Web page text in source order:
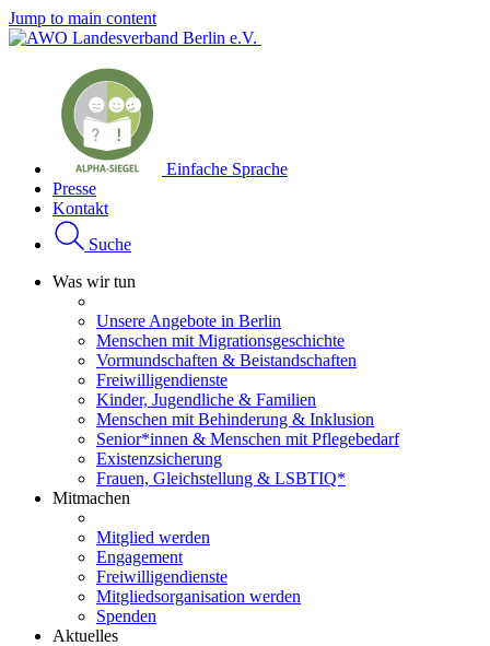
Jump to main content
Einfache Sprache
Presse
Kontakt
Suche
Was wir tun
Unsere Angebote in Berlin
Menschen mit Migrationsgeschichte
Vormundschaften & Beistandschaften
Freiwilligendienste
Kinder, Jugendliche & Familien
Menschen mit Behinderung & Inklusion
Senior*innen & Menschen mit Pflegebedarf
Existenzsicherung
Frauen, Gleichstellung & LSBTIQ*
Mitmachen
Mitglied werden
Engagement
Freiwilligendienste
Mitgliedsorganisation werden
Spenden
Aktuelles